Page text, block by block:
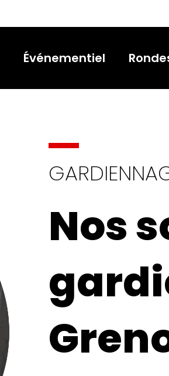
Événementiel
Nos